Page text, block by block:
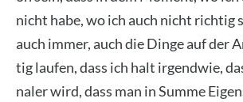
nicht habe, wo ich auch nicht rich­tig
auch immer, auch die Din­ge auf der
tig lau­fen, dass ich halt irgend­wie,
na­ler wird, dass man in Sum­me